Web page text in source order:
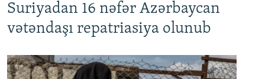
Suriyadan 16 nəfər Azərbaycan
vətəndaşı repatriasiya olunub